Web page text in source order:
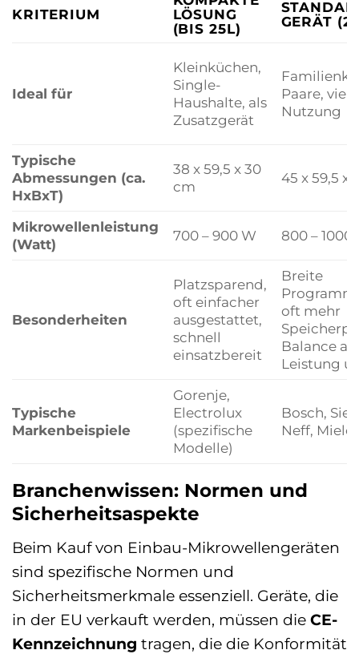
KRITERIUM
LÖSUNG
(BIS 25L)
GERÄT
Ideal für
Kleinküchen,
Single-
Haushalte, als
Zusatzgerät
Paare,
Nutzung
Typische
Abmessungen (ca.
HxBxT)
38 x 59,5 x 30
cm
45 x 59,5 x
Mikrowellenleistung
(Watt)
700 – 900 W 800 – 1000
Besonderheiten
Platzsparend,
oft einfacher
ausgestattet,
schnell
einsatzbereit
Breite
oft mehr
Balance
Leistung
Typische
Markenbeispiele
Gorenje,
Electrolux
(spezifische
Modelle)
Bosch,
Neff, Miele,
Branchenwissen: Normen und
Sicherheitsaspekte
Beim Kauf von Einbau-Mikrowellengeräten
sind spezifische Normen und
Sicherheitsmerkmale essenziell. Geräte, die
in der EU verkauft werden, müssen die CE-
Kennzeichnung tragen, die die Konformität